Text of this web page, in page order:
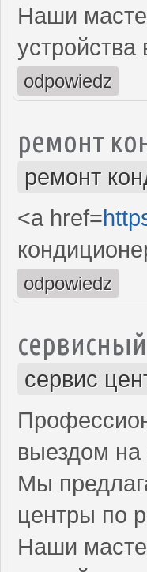
Наши
odpowiedz
ремонт
ремонт
<a href=
odpowiedz
сервис
выездом
Мы
центры по
Наши